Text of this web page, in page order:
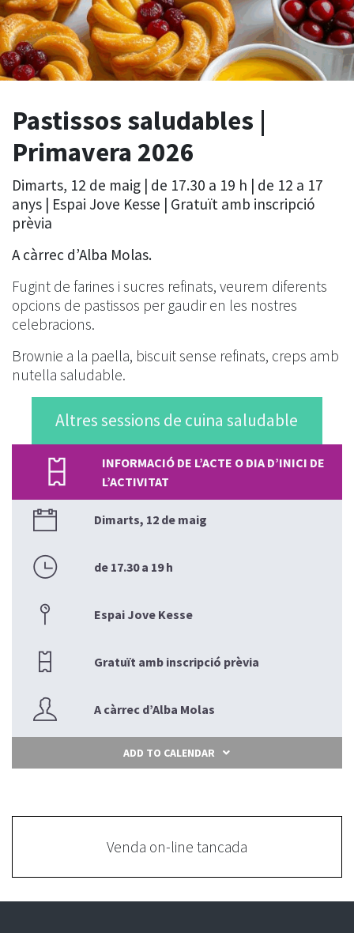
Pastissos saludables |
Primavera 2026
Dimarts, 12 de maig | de 17.30 a 19 h | de 12 a 17
anys | Espai Jove Kesse | Gratuït amb inscripció
prèvia
A càrrec d’Alba Molas.
Fugint de farines i sucres refinats, veurem diferents
opcions de pastissos per gaudir en les nostres
celebracions.
Brownie a la paella, biscuit sense refinats, creps amb
nutella saludable.
Altres sessions de cuina saludable
INFORMACIÓ DE L’ACTE O DIA D’INICI DE
L’ACTIVITAT
Dimarts, 12 de maig
de 17.30 a 19 h
Espai Jove Kesse
Gratuït amb inscripció prèvia
A càrrec d’Alba Molas
ADD TO CALENDAR
Venda on-line tancada